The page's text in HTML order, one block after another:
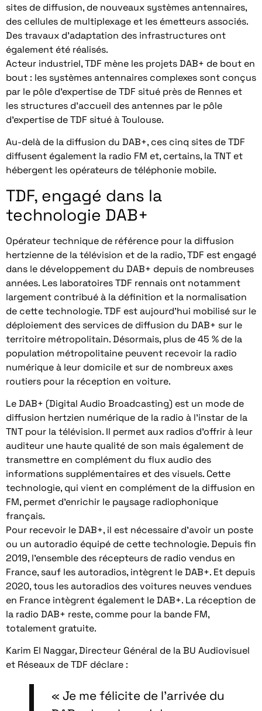
sites de diffusion, de nouveaux systèmes antennaires,
des cellules de multiplexage et les émetteurs associés.
Des travaux d’adaptation des infrastructures ont
également été réalisés.
Acteur industriel, TDF mène les projets DAB+ de bout en
bout : les systèmes antennaires complexes sont conçus
par le pôle d’expertise de TDF situé près de Rennes et
les structures d’accueil des antennes par le pôle
d’expertise de TDF situé à Toulouse.
Au-delà de la diffusion du DAB+, ces cinq sites de TDF
diffusent également la radio FM et, certains, la TNT et
hébergent les opérateurs de téléphonie mobile.
TDF, engagé dans la
technologie DAB+
Opérateur technique de référence pour la diffusion
hertzienne de la télévision et de la radio, TDF est engagé
dans le développement du DAB+ depuis de nombreuses
années. Les laboratoires TDF rennais ont notamment
largement contribué à la définition et la normalisation
de cette technologie. TDF est aujourd’hui mobilisé sur le
déploiement des services de diffusion du DAB+ sur le
territoire métropolitain. Désormais, plus de 45 % de la
population métropolitaine peuvent recevoir la radio
numérique à leur domicile et sur de nombreux axes
routiers pour la réception en voiture.
Le DAB+ (Digital Audio Broadcasting) est un mode de
diffusion hertzien numérique de la radio à l’instar de la
TNT pour la télévision. Il permet aux radios d’offrir à leur
auditeur une haute qualité de son mais également de
transmettre en complément du flux audio des
informations supplémentaires et des visuels. Cette
technologie, qui vient en complément de la diffusion en
FM, permet d’enrichir le paysage radiophonique
français.
Pour recevoir le DAB+, il est nécessaire d’avoir un poste
ou un autoradio équipé de cette technologie. Depuis fin
2019, l’ensemble des récepteurs de radio vendus en
France, sauf les autoradios, intègrent le DAB+. Et depuis
2020, tous les autoradios des voitures neuves vendues
en France intègrent également le DAB+. La réception de
la radio DAB+ reste, comme pour la bande FM,
totalement gratuite.
Karim El Naggar, Directeur Général de la BU Audiovisuel
et Réseaux de TDF déclare :
« Je me félicite de l’arrivée du